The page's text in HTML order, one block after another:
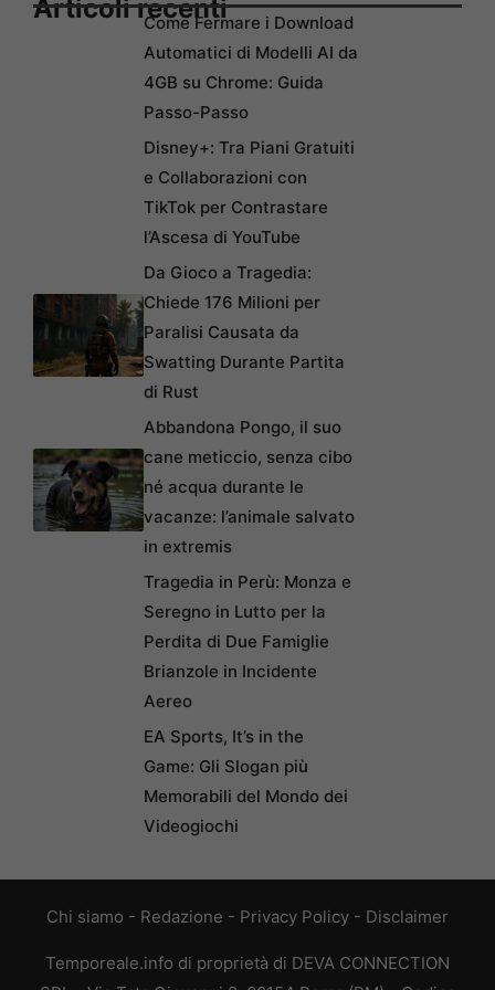
Articoli recentiCome Fermare i Download
Automatici di Modelli AI da
4GB su Chrome: Guida
Passo-Passo
Disney+: Tra Piani Gratuiti
e Collaborazioni con
TikTok per Contrastare
l’Ascesa di YouTube
Da Gioco a Tragedia:
Chiede 176 Milioni per
Paralisi Causata da
Swatting Durante Partita
di Rust
Abbandona Pongo, il suo
cane meticcio, senza cibo
né acqua durante le
vacanze: l’animale salvato
in extremis
Tragedia in Perù: Monza e
Seregno in Lutto per la
Perdita di Due Famiglie
Brianzole in Incidente
Aereo
EA Sports, It’s in the
Game: Gli Slogan più
Memorabili del Mondo dei
Videogiochi
Chi siamo - Redazione - Privacy Policy - Disclaimer
Temporeale.info di proprietà di DEVA CONNECTION